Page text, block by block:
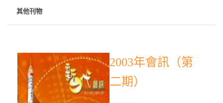
其他刊物
2003年會訊（第
二期）